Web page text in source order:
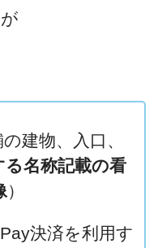
建物、入口、
る名称記載の看
）
決済を利用す